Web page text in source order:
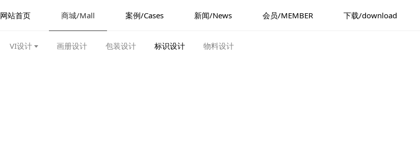
网站首页 商城/Mall 案例/Cases 新闻/News 会员/MEMBER 下载/download
VI设计 画册设计 包装设计 标识设计 物料设计